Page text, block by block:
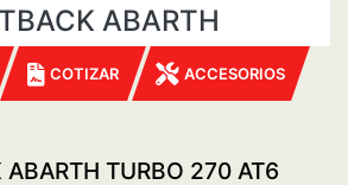
ABARTH
COTIZAR ACCESORIOS
ABARTH TURBO 270 AT6